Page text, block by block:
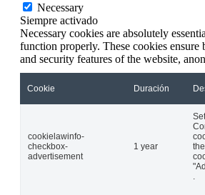
Necessary
Siempre activado
Necessary cookies are absolutely
function properly. These cookies ensure
and security features of the website,
Cookie Duración
cookielawinfo-
checkbox-
advertisement
1 year
.